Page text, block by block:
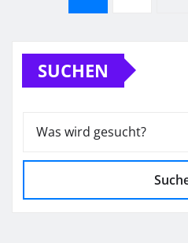
der
Beiträge
SUCHEN